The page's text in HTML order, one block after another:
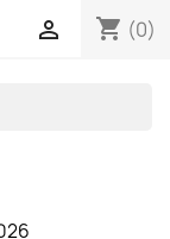
shopping_cart (0)
